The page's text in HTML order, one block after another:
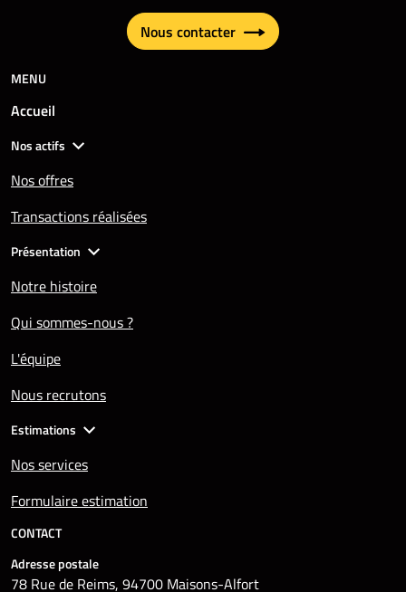
Nous contacter
MENU
Accueil
Nos actifs
Nos offres
Transactions réalisées
Présentation
Notre histoire
Qui sommes-nous ?
L'équipe
Nous recrutons
Estimations
Nos services
Formulaire estimation
CONTACT
Adresse postale
78 Rue de Reims, 94700 Maisons-Alfort